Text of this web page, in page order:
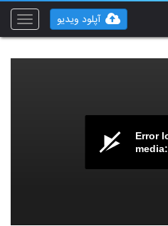
Toggle
آپلود ویدیو
Error
media: